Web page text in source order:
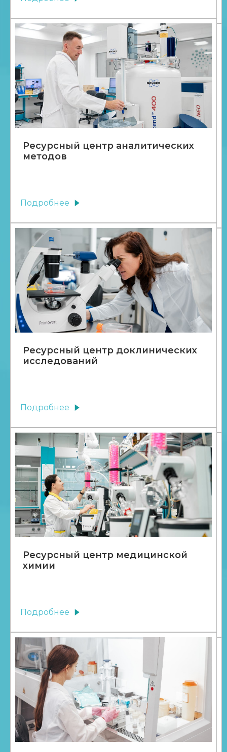
Ресурсный центр аналитических
методов
Подробнее
Ресурсный центр доклинических
исследований
Подробнее
Ресурсный центр медицинской
химии
Подробнее